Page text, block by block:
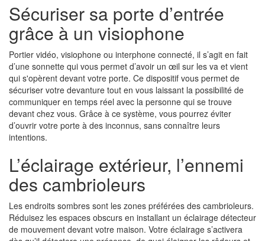
Sécuriser sa porte d’entrée
grâce à un visiophone
Portier vidéo, visiophone ou interphone connecté, il s’agit en fait
d’une sonnette qui vous permet d’avoir un œil sur les va et vient
qui s'opèrent devant votre porte. Ce dispositif vous permet de
sécuriser votre devanture tout en vous laissant la possibilité de
communiquer en temps réel avec la personne qui se trouve
devant chez vous. Grâce à ce système, vous pourrez éviter
d’ouvrir votre porte à des inconnus, sans connaître leurs
intentions.
L’éclairage extérieur, l’ennemi
des cambrioleurs
Les endroits sombres sont les zones préférées des cambrioleurs.
Réduisez les espaces obscurs en installant un éclairage détecteur
de mouvement devant votre maison. Votre éclairage s’activera